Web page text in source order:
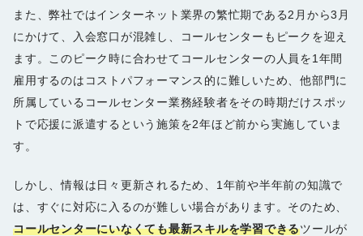
また、弊社ではインターネット業界の繁忙期である2月から3月
にかけて、入会窓口が混雑し、コールセンターもピークを迎え
ます。このピーク時に合わせてコールセンターの人員を1年間
雇用するのはコストパフォーマンス的に難しいため、他部門に
所属しているコールセンター業務経験者をその時期だけスポッ
トで応援に派遣するという施策を2年ほど前から実施していま
す。
しかし、情報は日々更新されるため、1年前や半年前の知識で
は、すぐに対応に入るのが難しい場合があります。そのため、
コールセンターにいなくても最新スキルを学習できるツールが